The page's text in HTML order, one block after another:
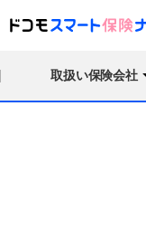
取扱い保険会社